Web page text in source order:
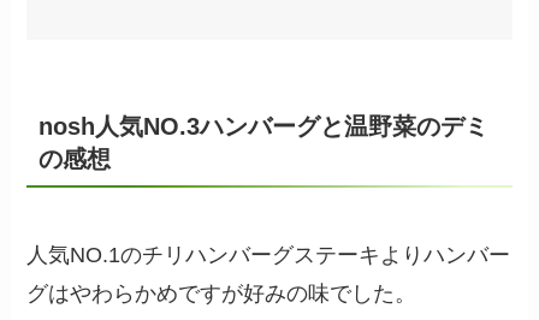
nosh人気NO.3ハンバーグと温野菜のデミ
の感想
人気NO.1のチリハンバーグステーキよりハンバー
グはやわらかめですが好みの味でした。